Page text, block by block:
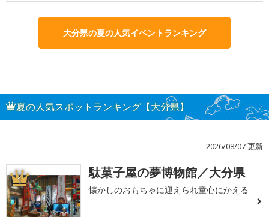
大分県の夏の人気イベントランキング
夏の人気スポットランキング【大分県】
2026/08/07 更新
1 駄菓子屋の夢博物館／大分県
懐かしのおもちゃに迎えられ童心にかえる